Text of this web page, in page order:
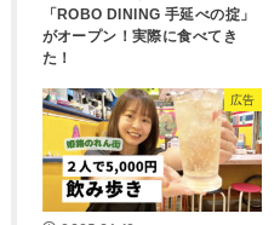
「ROBO DINING 手延べの掟」
がオープン！実際に食べてき
た！
広告